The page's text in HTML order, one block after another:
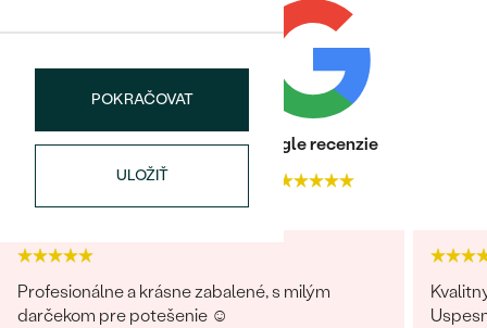
POKRAČOVAT
ULOŽIŤ
Heuréka recenzie
4.9
Google recenzie
Profesionálne a krásne zabalené, s milým
darčekom pre potešenie ☺️